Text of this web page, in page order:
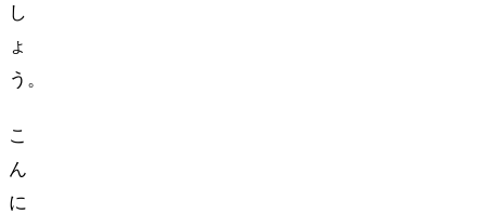
し
ょ
う。
こ
ん
に